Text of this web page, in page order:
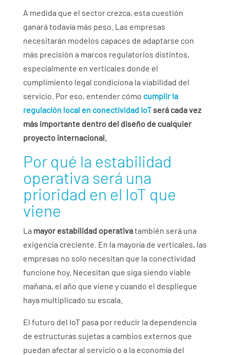
A medida que el sector crezca, esta cuestión
ganará todavía más peso. Las empresas
necesitarán modelos capaces de adaptarse con
más precisión a marcos regulatorios distintos,
especialmente en verticales donde el
cumplimiento legal condiciona la viabilidad del
servicio. Por eso, entender cómo cumplir la
regulación local en conectividad IoTserá cada vez
más importante dentro del diseño de cualquier
proyecto internacional.
Por qué la estabilidad
operativa será una
prioridad en el IoT que
viene
La mayor estabilidad operativatambién será una
exigencia creciente. En la mayoría de verticales, las
empresas no solo necesitan que la conectividad
funcione hoy. Necesitan que siga siendo viable
mañana, el año que viene y cuando el despliegue
haya multiplicado su escala.
El futuro del IoT pasa por reducir la dependencia
de estructuras sujetas a cambios externos que
puedan afectar al servicio o a la economía del